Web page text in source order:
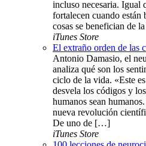
incluso necesaria. Igual
fortalecen cuando están
cosas se benefician de
iTunes Store
El extraño orden de las
Antonio Damasio, el
analiza qué son los
ciclo de la vida. «Este
desvela los códigos y
humanos sean
nueva revolución
De uno de […]
iTunes Store